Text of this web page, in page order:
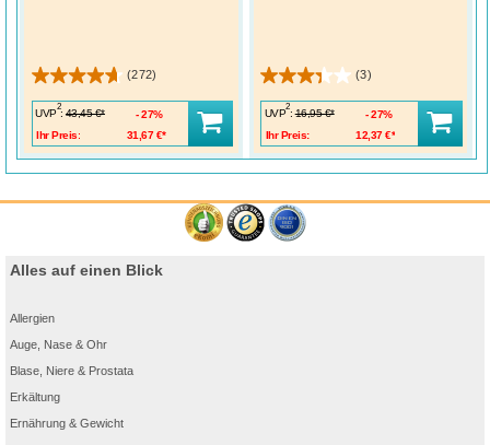
(272)
UVP
2
: 43,45 €*
Ihr Preis:
31,67 €*
27%
(3)
UVP
2
: 16,95 €*
Ihr Preis:
12,37 €*
27%
Alles auf einen Blick
Allergien
Auge, Nase & Ohr
Blase, Niere & Prostata
Erkältung
Ernährung & Gewicht